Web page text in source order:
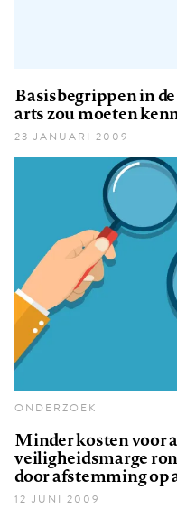
Basisbegrippen in
arts zou moeten
23 JANUARI 2009
ONDERZOEK
Minder kosten voor
veiligheidsmarge
door afstemming op
12 JUNI 2009